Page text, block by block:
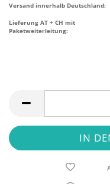
Versand innerhalb Deutschland:
Lieferung AT + CH mit
Paketweiterleitung: